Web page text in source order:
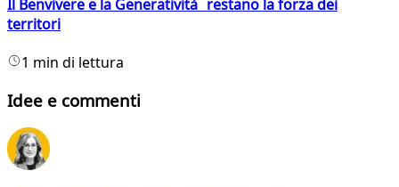
Il Benvivere e la Generatività restano la forza dei
territori
1 min di lettura
Idee e commenti